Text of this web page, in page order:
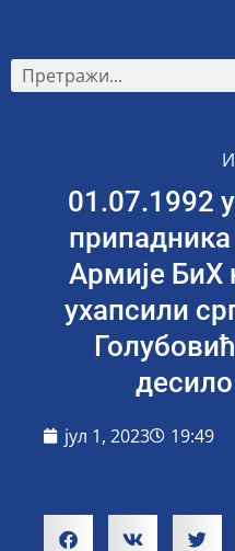
01.07.1992
Армије БиХ
ухапсили
јул 1, 2023 19:49